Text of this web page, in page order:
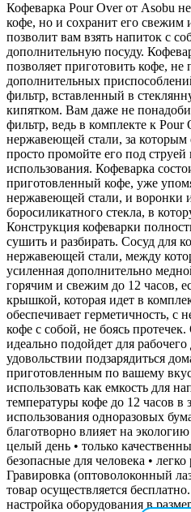
Кофеварка Pour Over от Asobu
кофе, но и сохранит его свежим
позволит вам взять напиток с
дополнительную посуду.
позволяет приготовить кофе, не
дополнительных
фильтр, вставленный в
кипятком. Вам даже не
фильтр, ведь в комплекте к
нержавеющей стали, за которым
просто промойте его под
использования. Кофеварка
приготовленный кофе, уже
нержавеющей стали, и воронки
боросиликатного стекла, в
Конструкция кофеварки
сушить и разбирать. Сосуд для
нержавеющей стали, между
усиленная дополнительно
горячим и свежим до 12 часов,
крышкой, которая идет в
обеспечивает герметичность, с
кофе с собой, не боясь
идеально подойдет для
удовольствии подзарядиться
приготовленным по вашему
использовать как емкость для
температуры кофе до 12 часов в
использования одноразовых
благотворно влияет на
целый день • только
безопасные для человека •
Гравировка (оптоволоконный
товар осуществляется
настройка оборудования в